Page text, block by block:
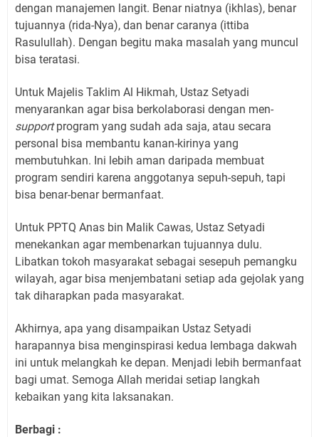
dengan manajemen langit. Benar niatnya (ikhlas), benar
tujuannya (rida-Nya), dan benar caranya (ittiba
Rasulullah). Dengan begitu maka masalah yang muncul
bisa teratasi.
Untuk Majelis Taklim Al Hikmah, Ustaz Setyadi
menyarankan agar bisa berkolaborasi dengan men-
supportprogram yang sudah ada saja, atau secara
personal bisa membantu kanan-kirinya yang
membutuhkan. Ini lebih aman daripada membuat
program sendiri karena anggotanya sepuh-sepuh, tapi
bisa benar-benar bermanfaat.
Untuk PPTQ Anas bin Malik Cawas, Ustaz Setyadi
menekankan agar membenarkan tujuannya dulu.
Libatkan tokoh masyarakat sebagai sesepuh pemangku
wilayah, agar bisa menjembatani setiap ada gejolak yang
tak diharapkan pada masyarakat.
Akhirnya, apa yang disampaikan Ustaz Setyadi
harapannya bisa menginspirasi kedua lembaga dakwah
ini untuk melangkah ke depan. Menjadi lebih bermanfaat
bagi umat. Semoga Allah meridai setiap langkah
kebaikan yang kita laksanakan.
Berbagi :